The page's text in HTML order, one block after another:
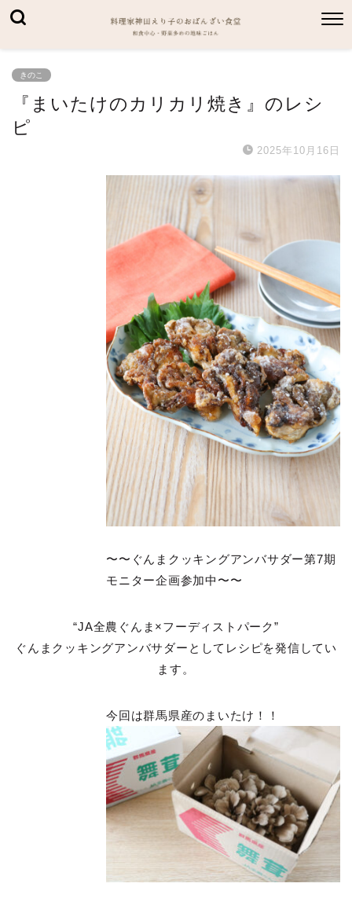
きのこ
『まいたけのカリカリ焼き』のレシ
ピ
2025年10月16日
〜〜ぐんまクッキングアンバサダー第7期
モニター企画参加中〜〜
“JA全農ぐんま×フーディストパーク”
ぐんまクッキングアンバサダーとしてレシピを発信してい
ます。
今回は群馬県産のまいたけ！！